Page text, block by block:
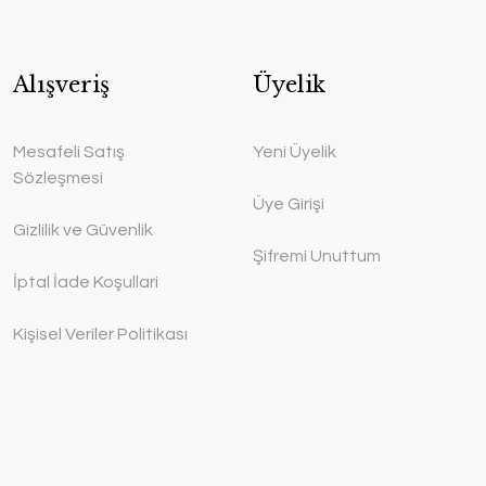
Alışveriş
Mesafeli Satış
Sözleşmesi
Gizlilik ve Güvenlik
İptal İade Koşullari
Kişisel Veriler Politikası
Üyelik
Yeni Üyelik
Üye Girişi
Şifremi Unuttum